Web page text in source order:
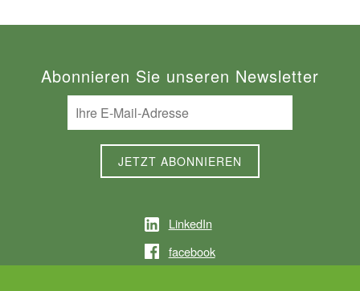
Abonnieren Sie unseren Newsletter
LinkedIn
facebook